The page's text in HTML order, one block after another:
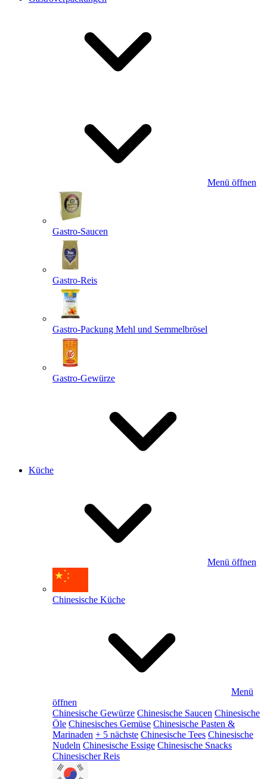
Menü öffnen
Gastro-Saucen
Gastro-Reis
Gastro-Packung Mehl und Semmelbrösel
Gastro-Gewürze
Küche
Menü öffnen
Chinesische Küche
Menü
öffnen
Chinesische Gewürze Chinesische Saucen Chinesische
Öle Chinesisches Gemüse Chinesische Pasten &
Marinaden + 5 nächste Chinesische Tees Chinesische
Nudeln Chinesische Essige Chinesische Snacks
Chinesischer Reis